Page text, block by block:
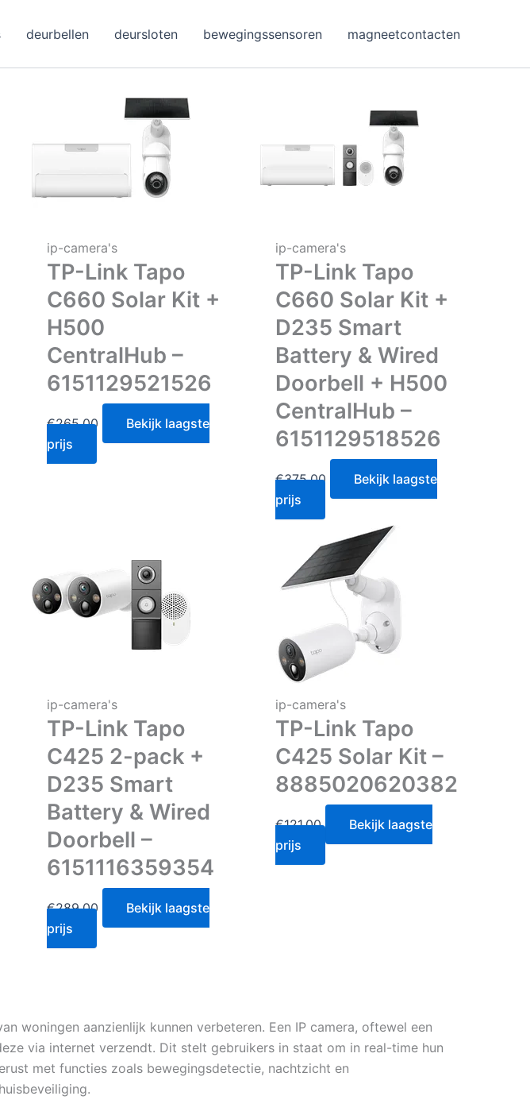
deurbellen deursloten bewegingssensoren magneetcontacten
ip-camera's
TP-Link Tapo
C660 Solar Kit +
H500
CentralHub –
6151129521526
€265.00
Bekijk laagste
prijs
ip-camera's
TP-Link Tapo
C660 Solar Kit +
D235 Smart
Battery & Wired
Doorbell + H500
CentralHub –
6151129518526
€375.00
Bekijk laagste
prijs
ip-camera's
TP-Link Tapo
C425 2-pack +
D235 Smart
Battery & Wired
Doorbell –
6151116359354
€289.00
Bekijk laagste
prijs
ip-camera's
TP-Link Tapo
C425 Solar Kit –
8885020620382
€121.00
Bekijk laagste
prijs
woningen aanzienlijk kunnen verbeteren. Een IP camera, oftewel een
via internet verzendt. Dit stelt gebruikers in staat om in real-time hun
met functies zoals bewegingsdetectie, nachtzicht en